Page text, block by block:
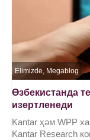
Elimizde, Megablog
Өзбекистанда
изертленеди
Kantar ҳәм WPP
Kantar Research